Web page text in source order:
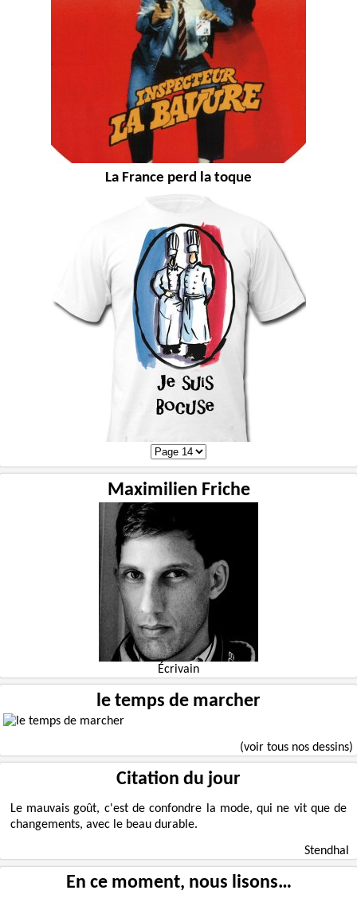
La France perd la toque
Maximilien Friche
Écrivain
le temps de marcher
(voir tous nos dessins)
Citation du jour
Le mauvais goût, c'est de confondre la mode, qui ne vit que de
changements, avec le beau durable.
Stendhal
En ce moment, nous lisons…